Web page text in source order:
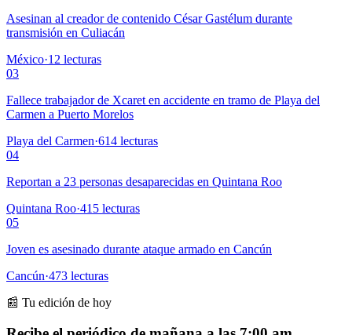
Asesinan al creador de contenido César Gastélum durante
transmisión en Culiacán
México·12 lecturas
03
Fallece trabajador de Xcaret en accidente en tramo de Playa del
Carmen a Puerto Morelos
Playa del Carmen·614 lecturas
04
Reportan a 23 personas desaparecidas en Quintana Roo
Quintana Roo·415 lecturas
05
Joven es asesinado durante ataque armado en Cancún
Cancún·473 lecturas
📰 Tu edición de hoy